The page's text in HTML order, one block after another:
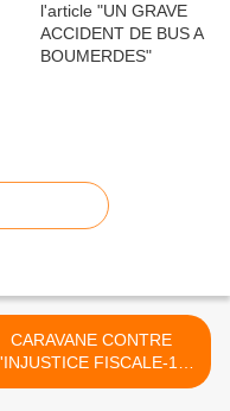
CARAVANE CONTRE
FISCALE-1er
DECEMBRE 2013 >